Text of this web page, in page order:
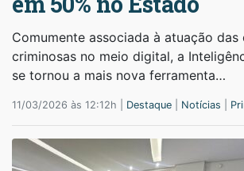
Comumente associada à atuação das
criminosas no meio digital, a
se tornou a mais nova ferramenta…
11/03/2026 às 12:12h | Destaque Notícias